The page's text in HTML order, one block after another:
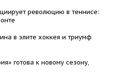
революцию в теннисе:
в элите хоккея и триумф
готова к новому сезону,